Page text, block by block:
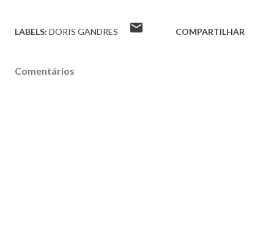
LABELS: DORIS GANDRES COMPARTILHAR
Comentários